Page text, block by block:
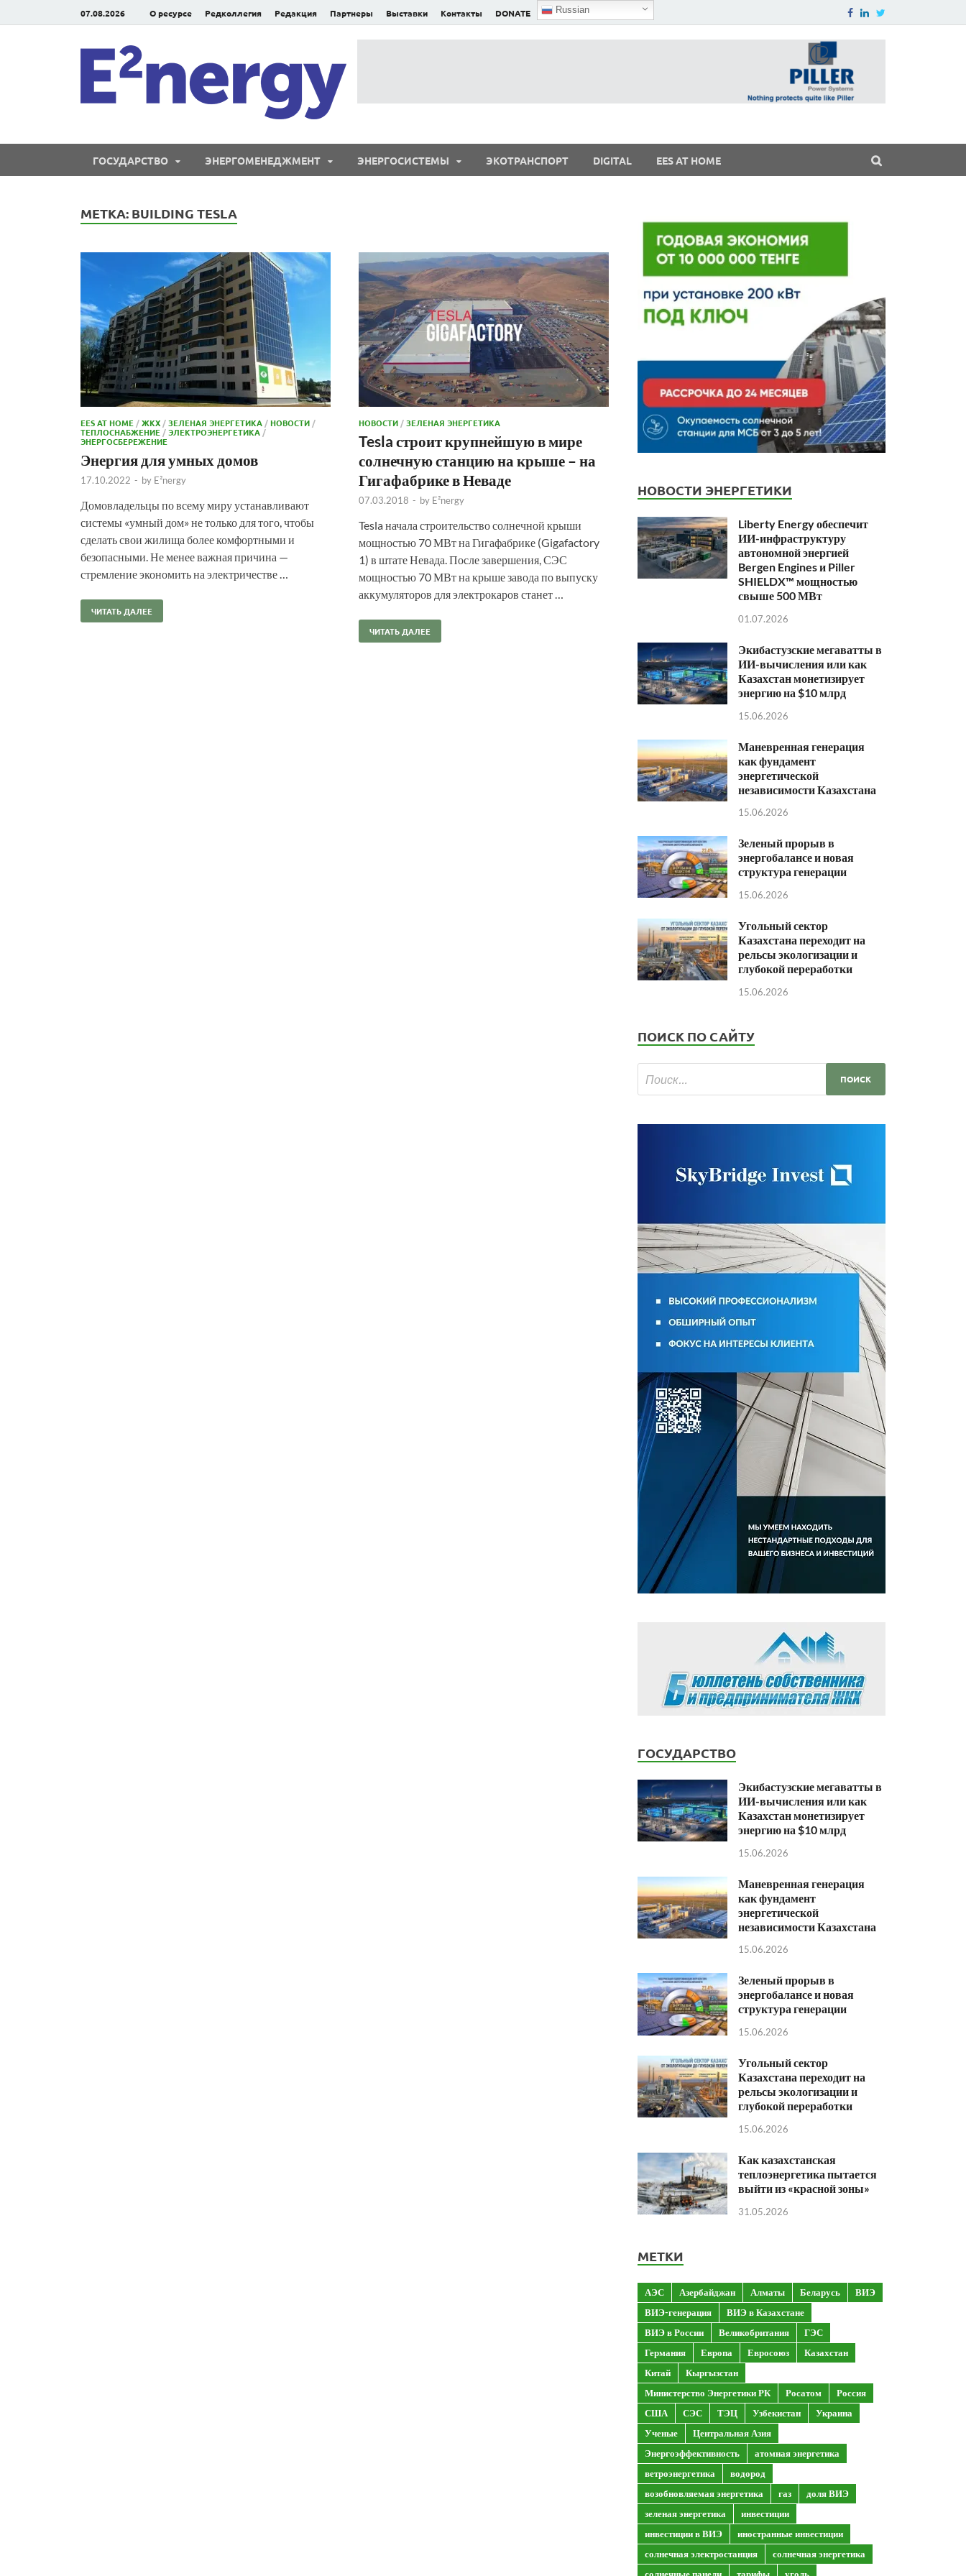
07.08.2026 О ресурсе Редколлегия Редакция Партнеры Выставки Контакты DONATE Russian
ГОСУДАРСТВО ЭНЕРГОМЕНЕДЖМЕНТ ЭНЕРГОСИСТЕМЫ ЭКОТРАНСПОРТ DIGITAL EES AT HOME
МЕТКА: BUILDING TESLA
EES AT HOME /ЖКХ /ЗЕЛЕНАЯ ЭНЕРГЕТИКА /НОВОСТИ /
ТЕПЛОСНАБЖЕНИЕ /ЭЛЕКТРОЭНЕРГЕТИКА /
ЭНЕРГОСБЕРЕЖЕНИЕ
Энергия для умных домов
17.10.2022 - by E²nergy
Домовладельцы по всему миру устанавливают
системы «умный дом» не только для того, чтобы
сделать свои жилища более комфортными и
безопасными. Не менее важная причина —
стремление экономить на электричестве …
ЧИТАТЬ ДАЛЕЕ
НОВОСТИ /ЗЕЛЕНАЯ ЭНЕРГЕТИКА
Tesla строит крупнейшую в мире
солнечную станцию на крыше – на
Гигафабрике в Неваде
07.03.2018 - by E²nergy
Tesla начала строительство солнечной крыши
мощностью 70 МВт на Гигафабрике (Gigafactory
1) в штате Невада. После завершения, СЭС
мощностью 70 МВт на крыше завода по выпуску
аккумуляторов для электрокаров станет …
ЧИТАТЬ ДАЛЕЕ
НОВОСТИ ЭНЕРГЕТИКИ
Liberty Energy обеспечит
ИИ-инфраструктуру
автономной энергией
Bergen Engines и Piller
SHIELDX™ мощностью
свыше 500 МВт
01.07.2026
Экибастузские мегаватты в
ИИ-вычисления или как
Казахстан монетизирует
энергию на $10 млрд
15.06.2026
Маневренная генерация
как фундамент
энергетической
независимости Казахстана
15.06.2026
Зеленый прорыв в
энергобалансе и новая
структура генерации
15.06.2026
Угольный сектор
Казахстана переходит на
рельсы экологизации и
глубокой переработки
15.06.2026
ПОИСК ПО САЙТУ
ГОСУДАРСТВО
Экибастузские мегаватты в
ИИ-вычисления или как
Казахстан монетизирует
энергию на $10 млрд
15.06.2026
Маневренная генерация
как фундамент
энергетической
независимости Казахстана
15.06.2026
Зеленый прорыв в
энергобалансе и новая
структура генерации
15.06.2026
Угольный сектор
Казахстана переходит на
рельсы экологизации и
глубокой переработки
15.06.2026
Как казахстанская
теплоэнергетика пытается
выйти из «красной зоны»
31.05.2026
МЕТКИ
АЭС Азербайджан Алматы Беларусь
ВИЭ
ВИЭ-генерация
ВИЭ в Казахстане
ВИЭ в России
Великобритания
ГЭС
Германия
Европа Евросоюз
Казахстан
Китай
Кыргызстан
Министерство Энергетики РК
Росатом
Россия
США
СЭС ТЭЦ Узбекистан
Украина
Ученые
Центральная Азия
Энергоэффективность
атомная энергетика
ветроэнергетика
водород
возобновляемая энергетика
газ
доля ВИЭ
зеленая энергетика
инвестиции
инвестиции в ВИЭ
иностранные инвестиции
солнечная электростанция
солнечная энергетика
солнечные панели
тарифы уголь